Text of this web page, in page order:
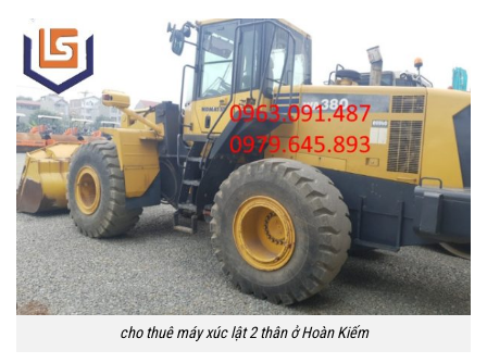
cho thuê máy xúc lật 2 thân ở Hoàn Kiếm